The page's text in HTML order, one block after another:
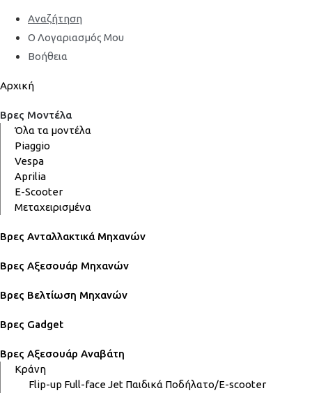
Αναζήτηση
Ο Λογαριασμός Μου
Βοήθεια
Αρχική
Βρες Μοντέλα
Όλα τα μοντέλα
Piaggio
Vespa
Aprilia
E-Scooter
Μεταχειρισμένα
Βρες Ανταλλακτικά Μηχανών
Βρες Αξεσουάρ Μηχανών
Βρες Βελτίωση Μηχανών
Βρες Gadget
Βρες Αξεσουάρ Αναβάτη
Κράνη
Flip-up Full-faceJet Παιδικά Ποδήλατο/E-scooter